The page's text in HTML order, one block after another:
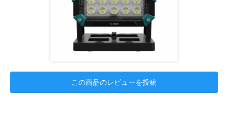
この商品のレビューを投稿